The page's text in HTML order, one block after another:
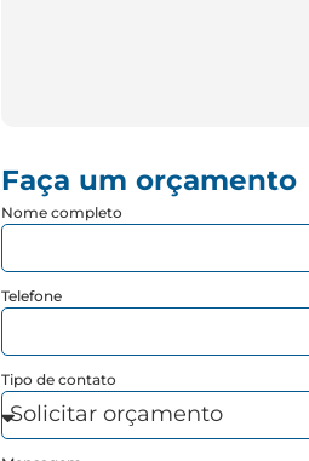
Faça um orçamento
Nome completo
Telefone
Tipo de contato